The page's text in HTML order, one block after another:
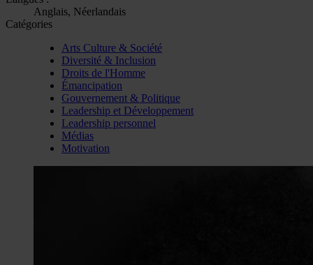
Anglais, Néerlandais
Catégories
Arts Culture & Société
Diversité & Inclusion
Droits de l'Homme
Émancipation
Gouvernement & Politique
Leadership et Développement
Leadership personnel
Médias
Motivation